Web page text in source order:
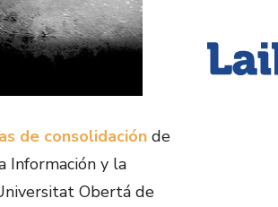
de consolidación de
Información y la
Obertá de